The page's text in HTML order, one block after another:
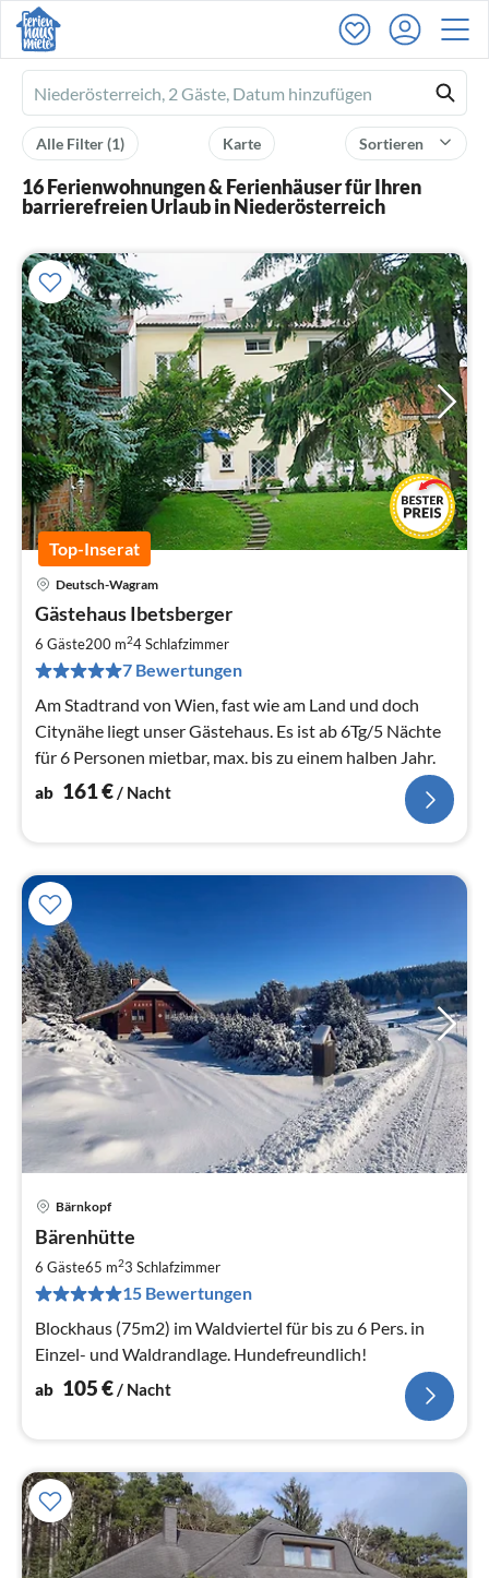
Ferienhausmiete
logo
Sortieren
Karte
Alle Filter(1)
16 Ferienwohnungen & Ferienhäuser für Ihren
barrierefreien Urlaub in Niederösterreich
Top-Inserat
Deutsch-Wagram
Gästehaus Ibetsberger
6 Gäste200 m24Schlafzimmer
7 Bewertungen
Am Stadtrand von Wien, fast wie am Land und doch
Citynähe liegt unser Gästehaus. Es ist ab 6Tg/5 Nächte
für 6 Personen mietbar, max. bis zu einem halben Jahr.
ab 161€/ Nacht
Bärnkopf
Bärenhütte
6 Gäste65 m23 Schlafzimmer
15 Bewertungen
Blockhaus (75m2) im Waldviertel für bis zu 6 Pers. in
Einzel- und Waldrandlage. Hundefreundlich!
ab 105€/ Nacht